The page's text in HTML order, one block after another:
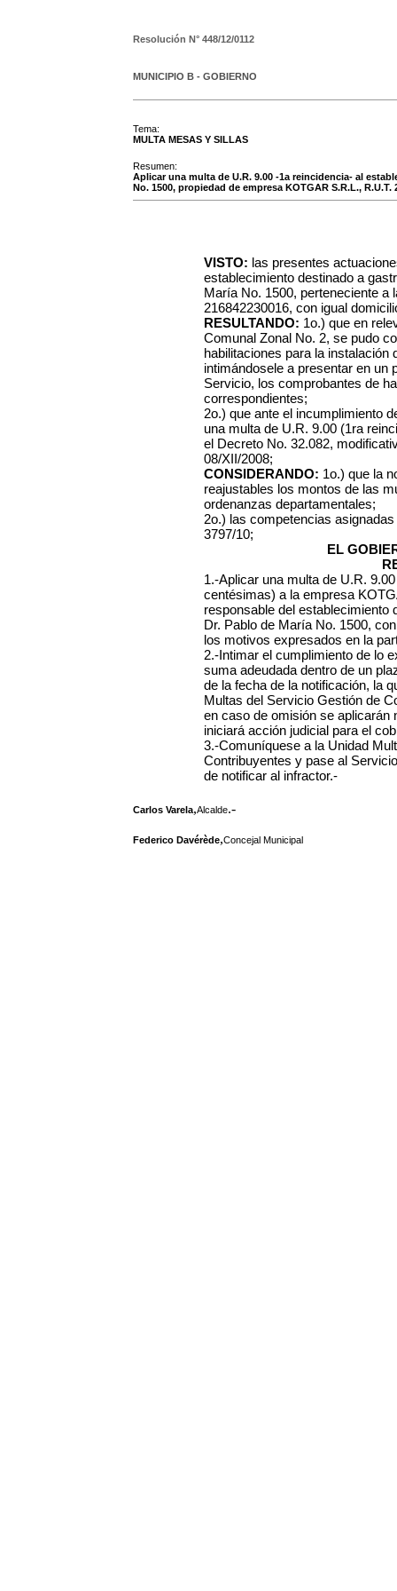
Resolución N° 448/12/0112
MUNICIPIO B - GOBIERNO
Tema:
MULTA MESAS Y SILLAS
Resumen:
Aplicar una multa de U.R. 9.00 -1a reincidencia- al
No. 1500, propiedad de empresa KOTGAR S.R.L., R.U.T.
VISTO: las presentes
establecimiento destinado a
María No. 1500, perteneciente a
216842230016, con igual
RESULTANDO: 1o.) que en
Comunal Zonal No. 2, se pudo
habilitaciones para la
intimándosele a presentar en un
Servicio, los comprobantes de
correspondientes;
2o.) que ante el incumplimiento
una multa de U.R. 9.00 (1ra
el Decreto No. 32.082,
08/XII/2008;
CONSIDERANDO: 1o.) que la
reajustables los montos de las
ordenanzas departamentales;
2o.) las competencias
3797/10;
EL
1.-Aplicar una multa de U.R.
centésimas) a la empresa
responsable del establecimiento
Dr. Pablo de María No. 1500,
los motivos expresados en la
2.-Intimar el cumplimiento de lo
suma adeudada dentro de un
de la fecha de la notificación, la
Multas del Servicio Gestión de
en caso de omisión se
iniciará acción judicial para el
3.-Comuníquese a la Unidad
Contribuyentes y pase al
de notificar al infractor.-
Carlos Varela,Alcalde.-
Federico Davérède,Concejal Municipal